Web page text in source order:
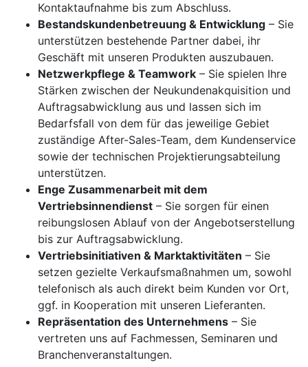
Kontaktaufnahme bis zum Abschluss.
Bestandskundenbetreuung & Entwicklung – Sie
unterstützen bestehende Partner dabei, ihr
Geschäft mit unseren Produkten auszubauen.
Netzwerkpflege & Teamwork – Sie spielen Ihre
Stärken zwischen der Neukundenakquisition und
Auftragsabwicklung aus und lassen sich im
Bedarfsfall von dem für das jeweilige Gebiet
zuständige After-Sales-Team, dem Kundenservice
sowie der technischen Projektierungsabteilung
unterstützen.
Enge Zusammenarbeit mit dem
Vertriebsinnendienst – Sie sorgen für einen
reibungslosen Ablauf von der Angebotserstellung
bis zur Auftragsabwicklung.
Vertriebsinitiativen & Marktaktivitäten – Sie
setzen gezielte Verkaufsmaßnahmen um, sowohl
telefonisch als auch direkt beim Kunden vor Ort,
ggf. in Kooperation mit unseren Lieferanten.
Repräsentation des Unternehmens – Sie
vertreten uns auf Fachmessen, Seminaren und
Branchenveranstaltungen.